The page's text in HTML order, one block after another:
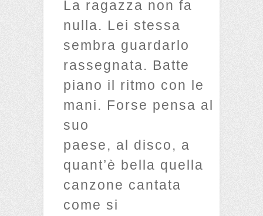
La ragazza non fa
nulla. Lei stessa
sembra guardarlo
rassegnata. Batte
piano il ritmo con le
mani. Forse pensa al
suo
paese, al disco, a
quant’è bella quella
canzone cantata
come si